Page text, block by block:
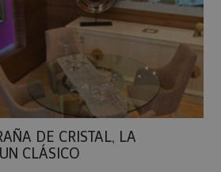
DE CRISTAL, LA
CLÁSICO